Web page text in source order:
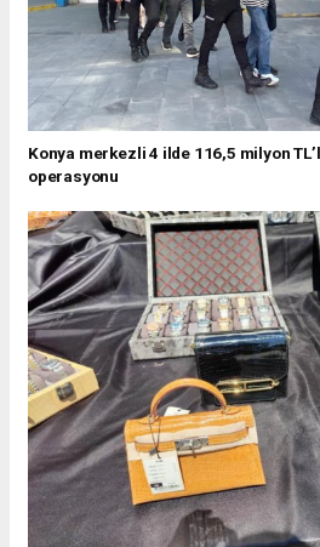
Konya merkezli 4 ilde 116,5 milyon
operasyonu